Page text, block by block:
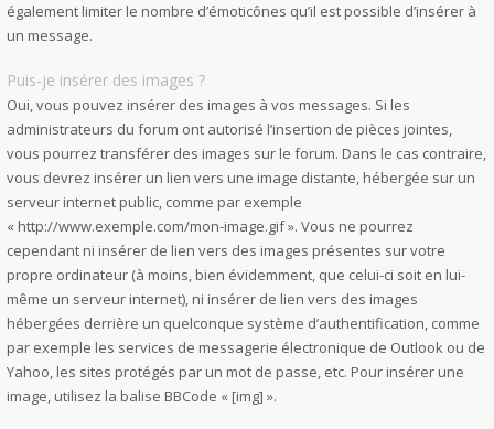
également limiter le nombre d’émoticônes qu’il est possible d’insérer à
un message.
Puis-je insérer des images ?
Oui, vous pouvez insérer des images à vos messages. Si les
administrateurs du forum ont autorisé l’insertion de pièces jointes,
vous pourrez transférer des images sur le forum. Dans le cas contraire,
vous devrez insérer un lien vers une image distante, hébergée sur un
serveur internet public, comme par exemple
« http://www.exemple.com/mon-image.gif ». Vous ne pourrez
cependant ni insérer de lien vers des images présentes sur votre
propre ordinateur (à moins, bien évidemment, que celui-ci soit en lui-
même un serveur internet), ni insérer de lien vers des images
hébergées derrière un quelconque système d’authentification, comme
par exemple les services de messagerie électronique de Outlook ou de
Yahoo, les sites protégés par un mot de passe, etc. Pour insérer une
image, utilisez la balise BBCode « [img] ».